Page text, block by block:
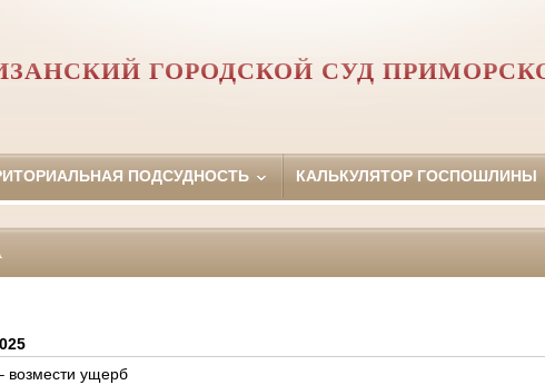
ГОРОДСКОЙ СУД
ПОДСУДНОСТЬ КАЛЬКУЛЯТОР ГОСПОШЛИНЫ
возмести ущерб